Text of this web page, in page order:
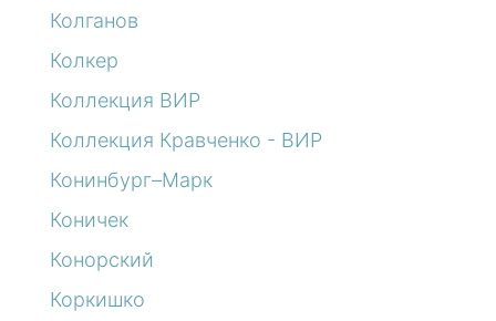
Колганов
Колкер
Коллекция ВИР
Коллекция Кравченко - ВИР
Конинбург–Марк
Коничек
Конорский
Коркишко